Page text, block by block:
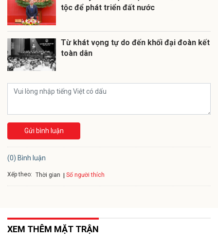
tộc để phát triển đất nước
Từ khát vọng tự do đến khối đại đoàn kết
toàn dân
Gửi bình luận
(0) Bình luận
Xếp theo: Thời gian Số người thích
XEM THÊM MẶT TRẬN